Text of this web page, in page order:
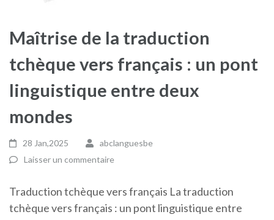
Maîtrise de la traduction
tchèque vers français : un pont
linguistique entre deux
mondes
28 Jan,2025
abclanguesbe
Laisser un commentaire
Traduction tchèque vers français La traduction
tchèque vers français : un pont linguistique entre